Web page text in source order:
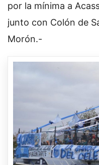
por la mínima a
junto con Colón de
Morón.-